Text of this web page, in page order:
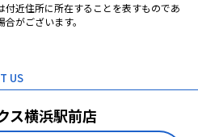
近住所に所在することを表すものであ
がございます。
US
ス横浜駅前店